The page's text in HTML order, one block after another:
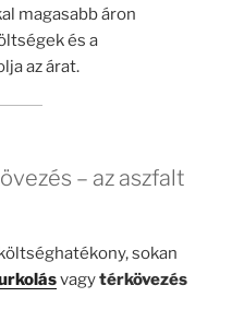
magasabb áron
és a
az árat.
– az aszfalt
sokan
vagytérkövezés